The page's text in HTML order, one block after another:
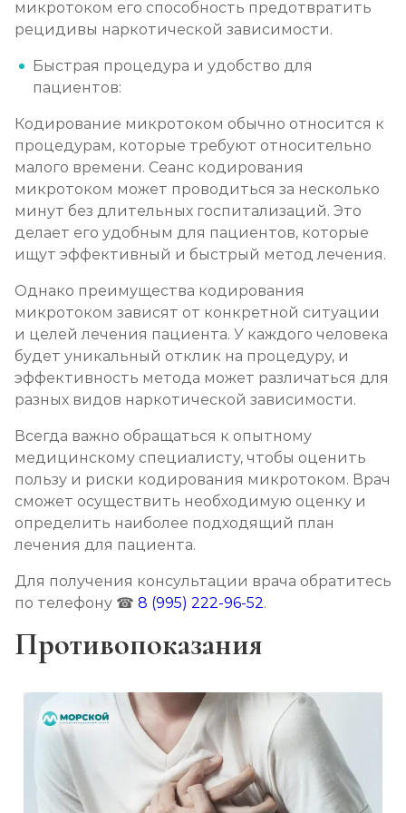
микротоком его способность предотвратить
рецидивы наркотической зависимости.
Быстрая процедура и удобство для
пациентов:
Кодирование микротоком обычно относится к
процедурам, которые требуют относительно
малого времени. Сеанс кодирования
микротоком может проводиться за несколько
минут без длительных госпитализаций. Это
делает его удобным для пациентов, которые
ищут эффективный и быстрый метод лечения.
Однако преимущества кодирования
микротоком зависят от конкретной ситуации
и целей лечения пациента. У каждого человека
будет уникальный отклик на процедуру, и
эффективность метода может различаться для
разных видов наркотической зависимости.
Всегда важно обращаться к опытному
медицинскому специалисту, чтобы оценить
пользу и риски кодирования микротоком. Врач
сможет осуществить необходимую оценку и
определить наиболее подходящий план
лечения для пациента.
Для получения консультации врача обратитесь
по телефону ☎ 8 (995) 222-96-52.
Противопоказания